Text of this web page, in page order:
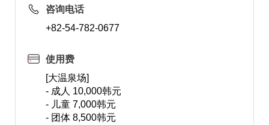
咨询电话
+82-54-782-0677
使用费
[大温泉场]
- 成人 10,000韩元
- 儿童 7,000韩元
- 团体 8,500韩元